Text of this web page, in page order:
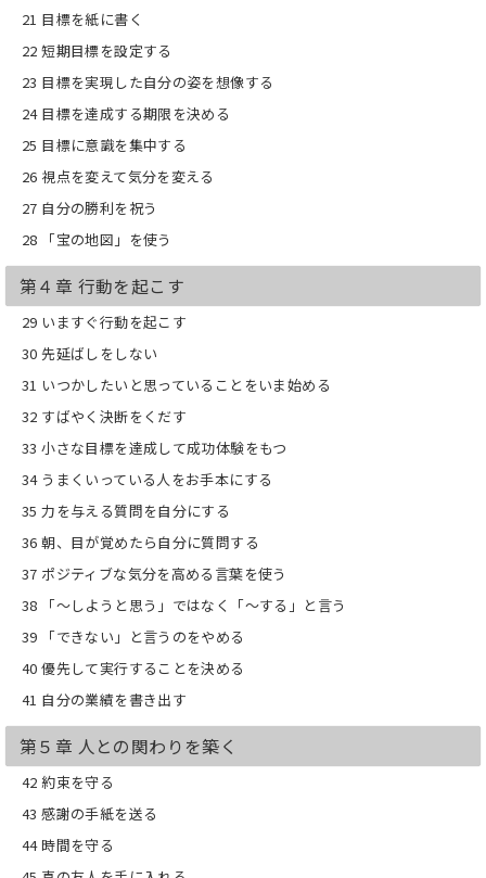
21 目標を紙に書く
22 短期目標を設定する
23 目標を実現した自分の姿を想像する
24 目標を達成する期限を決める
25 目標に意識を集中する
26 視点を変えて気分を変える
27 自分の勝利を祝う
28 「宝の地図」を使う
第４章 行動を起こす
29 いますぐ行動を起こす
30 先延ばしをしない
31 いつかしたいと思っていることをいま始める
32 すばやく決断をくだす
33 小さな目標を達成して成功体験をもつ
34 うまくいっている人をお手本にする
35 力を与える質問を自分にする
36 朝、目が覚めたら自分に質問する
37 ポジティブな気分を高める言葉を使う
38 「～しようと思う」ではなく「～する」と言う
39 「できない」と言うのをやめる
40 優先して実行することを決める
41 自分の業績を書き出す
第５章 人との関わりを築く
42 約束を守る
43 感謝の手紙を送る
44 時間を守る